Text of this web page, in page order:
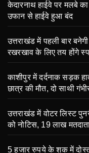
केदारनाथ हाईवे पर मलबे
उफान से हाईवे हुआ बंद
उत्तराखंड में पहली बार
रखरखाव के लिए तय होंगे
काशीपुर में दर्दनाक सड़क
छात्र की मौत, दो साथी
उत्तराखंड में वोटर लिस्ट
को नोटिस, 19 लाख
5 हजार रुपये के शक में दोस्त